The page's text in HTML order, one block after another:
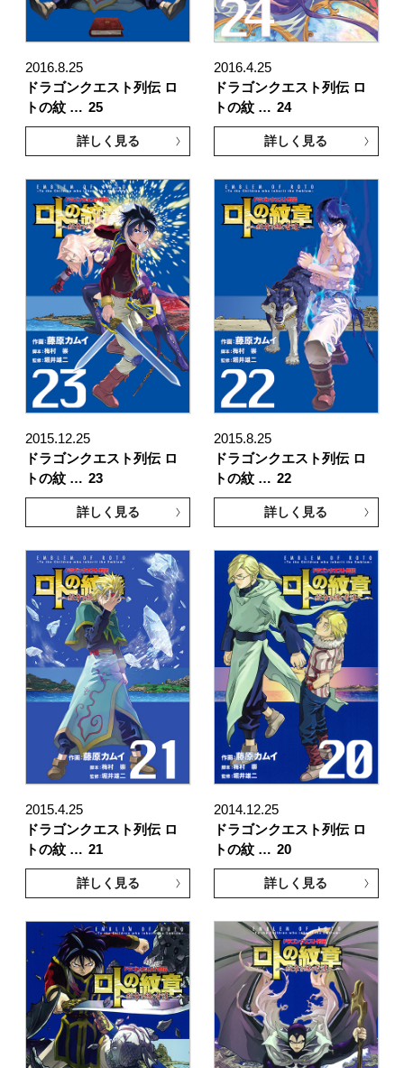
2016.8.25
ドラゴンクエスト列伝 ロ
トの紋 … 25
詳しく見る
2016.4.25
ドラゴンクエスト列伝 ロ
トの紋 … 24
詳しく見る
2015.12.25
ドラゴンクエスト列伝 ロ
トの紋 … 23
詳しく見る
2015.8.25
ドラゴンクエスト列伝 ロ
トの紋 … 22
詳しく見る
2015.4.25
ドラゴンクエスト列伝 ロ
トの紋 … 21
詳しく見る
2014.12.25
ドラゴンクエスト列伝 ロ
トの紋 … 20
詳しく見る